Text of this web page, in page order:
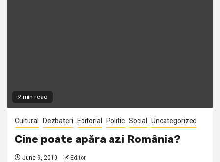
9 min read
Cultural Dezbateri Editorial Politic Social Uncategorized
Cine poate apăra azi România?
June 9, 2010 Editor